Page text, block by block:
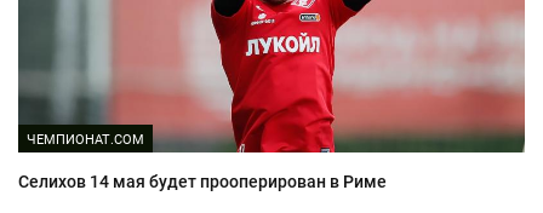
ЧЕМПИОНАТ.COM
Селихов 14 мая будет прооперирован в Риме